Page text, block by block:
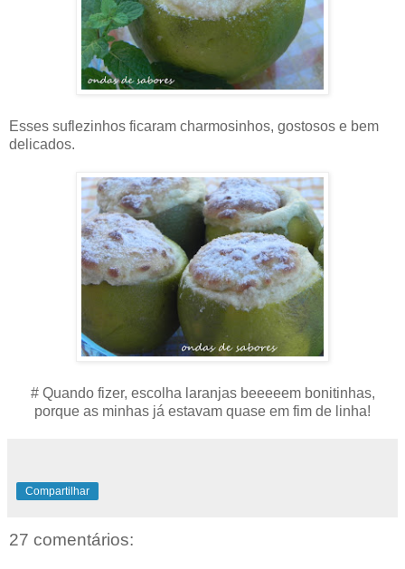
Esses suflezinhos ficaram charmosinhos, gostosos e bem
delicados.
# Quando fizer, escolha laranjas beeeeem bonitinhas,
porque as minhas já estavam quase em fim de linha!
Compartilhar
27 comentários: